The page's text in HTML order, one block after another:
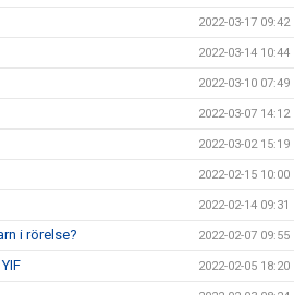
2022-03-17 09:42
2022-03-14 10:44
2022-03-10 07:49
2022-03-07 14:12
2022-03-02 15:19
2022-02-15 10:00
2022-02-14 09:31
i rörelse? 2022-02-07 09:55
2022-02-05 18:20